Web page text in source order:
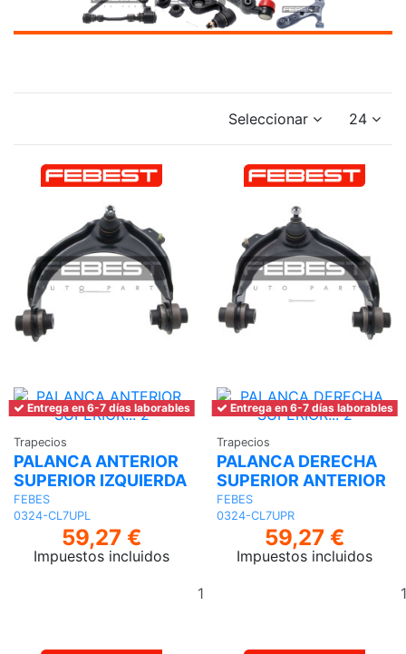
Seleccionar 24
Entrega en 6-7 días laborables
Trapecios
PALANCA ANTERIOR
SUPERIOR IZQUIERDA
FEBES
0324-CL7UPL
59,27 €
Impuestos incluidos
Entrega en 6-7 días laborables
Trapecios
PALANCA DERECHA
SUPERIOR ANTERIOR
FEBES
0324-CL7UPR
59,27 €
Impuestos incluidos